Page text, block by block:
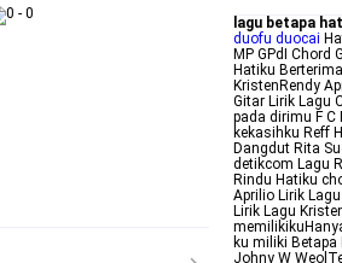
lagu betapa
duofu duocai
MP GPdI Chord
Hatiku
KristenRendy
Gitar Lirik Lagu
pada dirimu F C
kekasihku Reff
Dangdut Rita
detikcom Lagu
Rindu Hatiku
Aprilio Lirik
Lirik Lagu
ku miliki
Johny W